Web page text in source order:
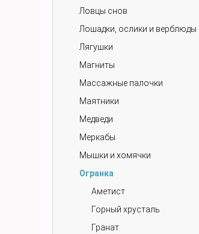
Ловцы снов
Лошадки, ослики и верблюды
Лягушки
Магниты
Массажные палочки
Маятники
Медведи
Меркабы
Мышки и хомячки
Огранка
Аметист
Горный хрусталь
Гранат